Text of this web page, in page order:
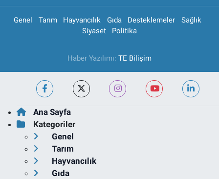
Genel Tarım Hayvancılık Gıda Desteklemeler
Sağlık
Siyaset
Politika
Haber Yazılımı: TE Bilişim
Ana Sayfa
Kategoriler
Genel
Tarım
Hayvancılık
Gıda